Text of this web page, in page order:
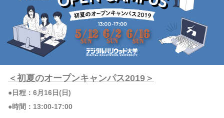
＜初夏のオープンキャンパス2019＞
●日程：6月16日(日)
●時間：13:00-17:00